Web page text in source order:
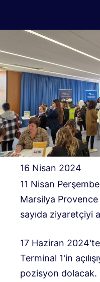
16 Nisan 2024
11 Nisan
Marsilya Provence
sayıda ziyaretçiyi
17 Haziran
Terminal 1'in
pozisyon